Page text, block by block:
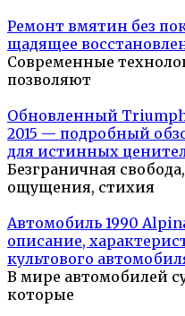
Ремонт вмятин без
щадящее
Современные
позволяют
Обновленный
2015 — подробный
для истинных
Безграничная
ощущения, стихия
Автомобиль 1990
описание,
культового
В мире автомобилей
которые